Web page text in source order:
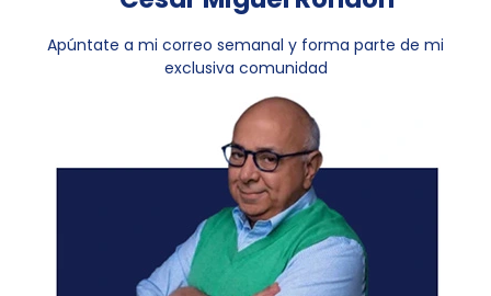
Apúntate a mi correo semanal y forma parte de mi
exclusiva comunidad